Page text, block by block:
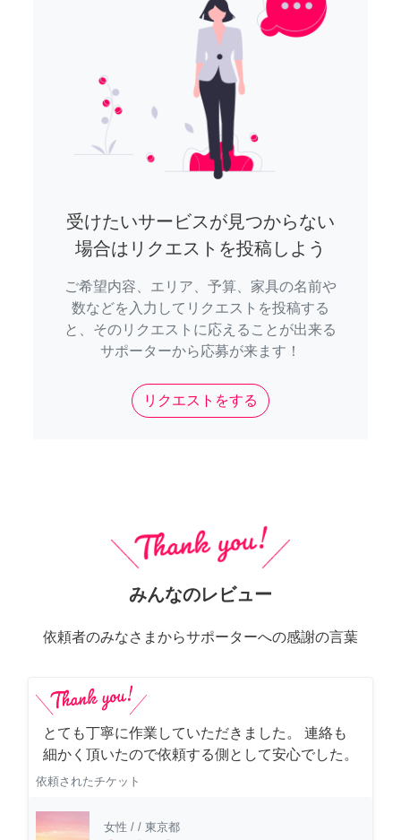
受けたいサービスが見つからない
場合はリクエストを投稿しよう
ご希望内容、エリア、予算、家具の名前や
数などを入力してリクエストを投稿する
と、そのリクエストに応えることが出来る
サポーターから応募が来ます！
リクエストをする
みんなのレビュー
依頼者のみなさまからサポーターへの感謝の言葉
とても丁寧に作業していただきました。 連絡も
細かく頂いたので依頼する側として安心でした。
依頼されたチケット
女性 / / 東京都